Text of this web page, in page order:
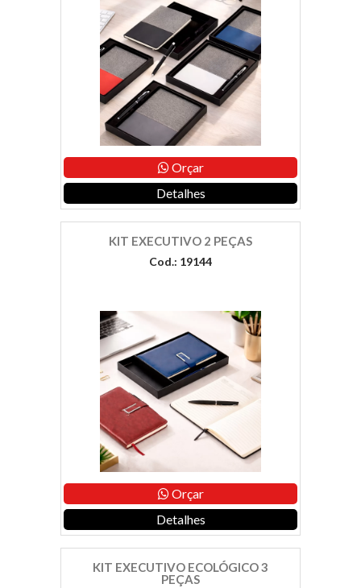
Orçar
Detalhes
KIT EXECUTIVO 2 PEÇAS
Cod.: 19144
Orçar
Detalhes
KIT EXECUTIVO ECOLÓGICO 3
PEÇAS